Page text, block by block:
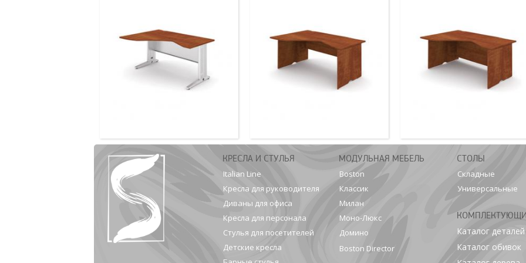
КРЕСЛА И СТУЛЬЯ
Italian Line
Кресла для руководителя
Диваны для офиса
Кресла для персонала
Стулья для посетителей
Детские кресла
МОДУЛЬНАЯ МЕБЕЛЬ
Boston
Классик
Милан
Моно-Люкс
Домино
Boston Director
СТОЛЫ
Складные
Универсальные
Каталог деталей
Каталог обивок